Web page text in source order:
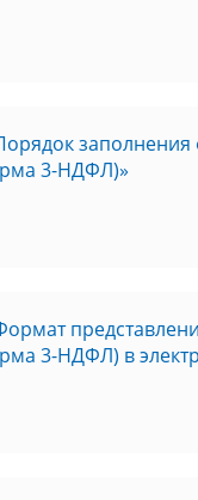
заполнения
3-НДФЛ)»
3-НДФЛ) в